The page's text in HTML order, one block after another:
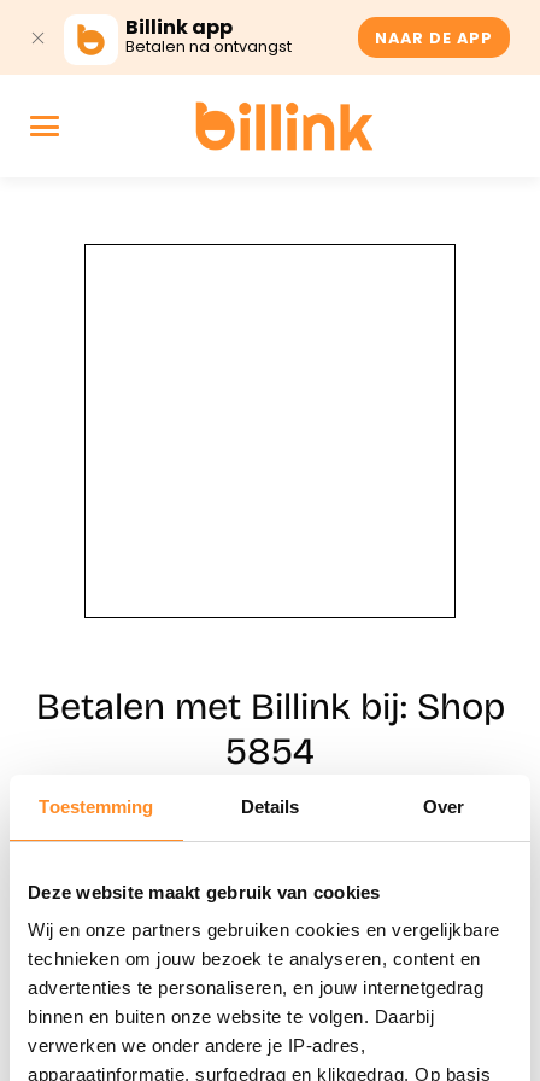
Toestemming Details Over
Deze website maakt gebruik van cookies
Wij en onze partners gebruiken cookies en vergelijkbare
technieken om jouw bezoek te analyseren, content en
advertenties te personaliseren, en jouw internetgedrag
binnen en buiten onze website te volgen. Daarbij
verwerken we onder andere je IP-adres,
apparaatinformatie, surfgedrag en klikgedrag. Op basis
Billink app
Betalen na ontvangst NAAR DE APP
Betalen met Billink bij: Shop
5854
Naar winkels